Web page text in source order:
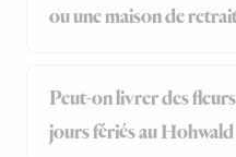
ou une maison de
Peut-on livrer des
jours fériés au Hohwald